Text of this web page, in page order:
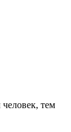
тем